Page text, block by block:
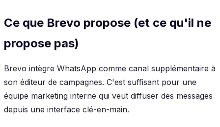
Ce que Brevo propose (et ce qu'il ne
propose pas)
Brevo intègre WhatsApp comme canal supplémentaire à
son éditeur de campagnes. C'est suffisant pour une
équipe marketing interne qui veut diffuser des messages
depuis une interface clé-en-main.